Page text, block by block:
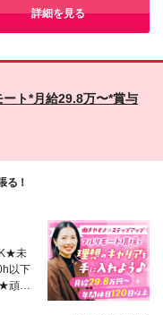
。ぜひ今回を機に、新しい働き
♪
詳細を見る
ト*月給29.8万〜*賞与
る！
未
以下
頑張